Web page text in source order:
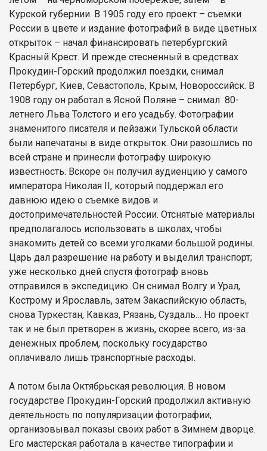
Курской губернии. В 1905 году его проект – съемки
России в цвете и издание фотографий в виде цветных
открыток – начал финансировать петербургский
Красный Крест. И прежде стесненный в средствах
Прокудин-Горский продолжил поездки, снимал
Петербург, Киев, Севастополь, Крым, Новороссийск. В
1908 году он работал в Ясной Поляне – снимал 80-
летнего Льва Толстого и его усадьбу. Фотографии
знаменитого писателя и пейзажи Тульской области
были напечатаны в виде открыток. Они разошлись по
всей стране и принесли фотографу широкую
известность. Вскоре он получил аудиенцию у самого
императора Николая II, который поддержал его
давнюю идею о съемке видов и
достопримечательностей России. Отснятые материалы
предполагалось использовать в школах, чтобы
знакомить детей со всеми уголками большой родины.
Царь дал разрешение на работу и выделил транспорт;
уже несколько дней спустя фотограф вновь
отправился в экспедицию. Он снимал Волгу и Урал,
Кострому и Ярославль, затем Закаспийскую область,
снова Туркестан, Кавказ, Рязань, Суздаль… Но проект
так и не был претворен в жизнь, скорее всего, из-за
денежных проблем, поскольку государство
оплачивало лишь транспортные расходы.
А потом была Октябрьская революция. В новом
государстве Прокудин-Горский продолжил активную
деятельность по популяризации фотографии,
организовывал показы своих работ в Зимнем дворце.
Его мастерская работала в качестве типографии и